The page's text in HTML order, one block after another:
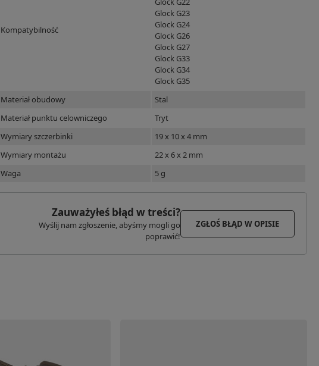
Kompatybilność
Glock G23
Glock G24
Glock G26
Glock G27
Glock G33
Glock G34
Glock G35
Materiał obudowy
Stal
Materiał punktu celowniczego
Tryt
Wymiary szczerbinki
19 x 10 x 4 mm
Wymiary montażu
22 x 6 x 2 mm
Waga
5 g
Zauważyłeś błąd w treści?
Wyślij nam zgłoszenie, abyśmy mogli go
poprawić!
ZGŁOŚ BŁĄD W OPISIE